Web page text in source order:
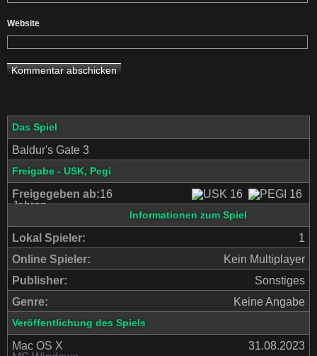
Website
Das Spiel
Baldur's Gate 3
Freigabe - USK, Pegi
Freigegeben ab:16
Jahren
Informationen zum Spiel
Lokal Spieler:
1
Online Spieler:
Kein Multiplayer
Publisher:
Sonstiges
Genre:
Keine Angabe
Veröffentlichung des Spiels
Mac OS X
31.08.2023